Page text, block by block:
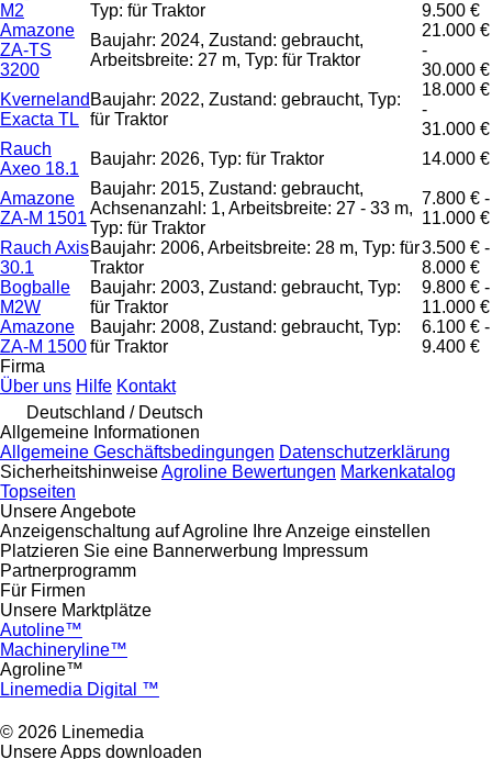
M2
Typ: für Traktor
9.500 €
Amazone
ZA-TS
3200
Baujahr: 2024, Zustand: gebraucht,
Arbeitsbreite: 27 m, Typ: für Traktor
21.000 €
-
30.000 €
Kverneland
Exacta TL
Baujahr: 2022, Zustand: gebraucht, Typ:
für Traktor
18.000 €
-
31.000 €
Rauch
Axeo 18.1
Baujahr: 2026, Typ: für Traktor 14.000 €
Amazone
ZA-M 1501
Baujahr: 2015, Zustand: gebraucht,
Achsenanzahl: 1, Arbeitsbreite: 27 - 33 m,
Typ: für Traktor
7.800 € -
11.000 €
Rauch Axis
30.1
Baujahr: 2006, Arbeitsbreite: 28 m, Typ: für
Traktor
3.500 € -
8.000 €
Bogballe
M2W
Baujahr: 2003, Zustand: gebraucht, Typ:
für Traktor
9.800 € -
11.000 €
Amazone
ZA-M 1500
Baujahr: 2008, Zustand: gebraucht, Typ:
für Traktor
6.100 € -
9.400 €
Firma
Über uns Hilfe Kontakt
Deutschland / Deutsch
Allgemeine Informationen
Allgemeine Geschäftsbedingungen Datenschutzerklärung
SicherheitshinweiseAgroline Bewertungen Markenkatalog
Topseiten
Unsere Angebote
Anzeigenschaltung auf Agroline Ihre Anzeige einstellen
Platzieren Sie eine Bannerwerbung Impressum
Partnerprogramm
Für Firmen
Unsere Marktplätze
Autoline™
Machineryline™
Agroline™
Linemedia Digital ™
© 2026 Linemedia
Unsere Apps downloaden